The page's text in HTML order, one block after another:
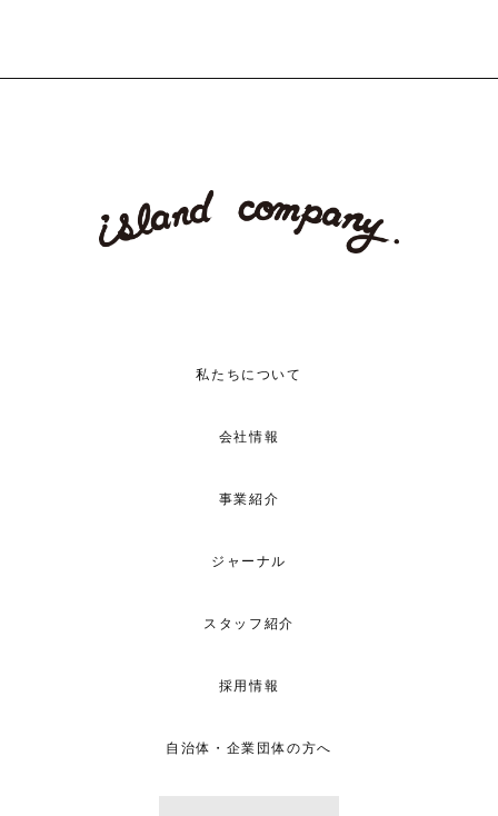
私たちについて
会社情報
事業紹介
ジャーナル
スタッフ紹介
採用情報
自治体・企業団体の方へ